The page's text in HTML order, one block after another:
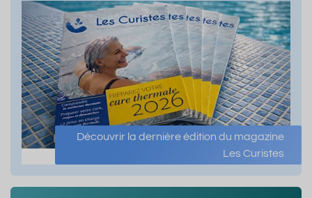
Découvrir la dernière édition du magazine
Les Curistes